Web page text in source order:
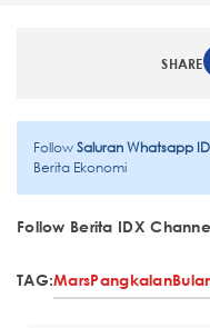
SHARE
FollowSaluran Whatsapp
Berita Ekonomi
Follow Berita IDX
TAG:MarsPangkalan